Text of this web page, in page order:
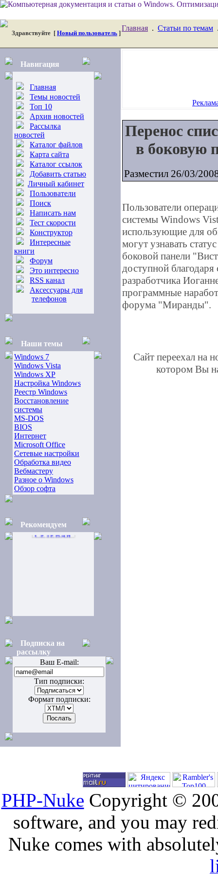
Здравствуйте [ Новый пользователь ]
Главная . Статьи по темам
Навигация
Главная
Темы новостей
Топ 10
Архив новостей
Рассылка
новостей
Каталог файлов
Карта сайта
Каталог ссылок
Добавить статью
Личный кабинет
Пользователи
Поиск
Написать нам
Тест скорости
Конструктор
Интересные
книги
Форум
Это интересно
RSS канал
Аксессуары для
телефонов
Наши темы
Windows 7
Windows Vista
Windows XP
Настройка Windows
Реестр Windows
Восстановление
системы
MS-DOS
BIOS
Интернет
Microsoft Office
Сетевые настройки
Обработка видео
Вебмастеру
Разное о Windows
Обзор софта
Рекомендуем
Подписка на
рассылку
Ваш E-mail:
Тип подписки:
Формат подписки:
Перенос
в боковую
Разместил 26/03/
Пользователи
системы Windows
использующие для
могут узнавать
боковой панели
доступной
разработчика
программные
форума "Миранды".
Сайт переехал на
котором Вы
PHP-Nuke Copyright ©
software, and you may
Nuke comes with